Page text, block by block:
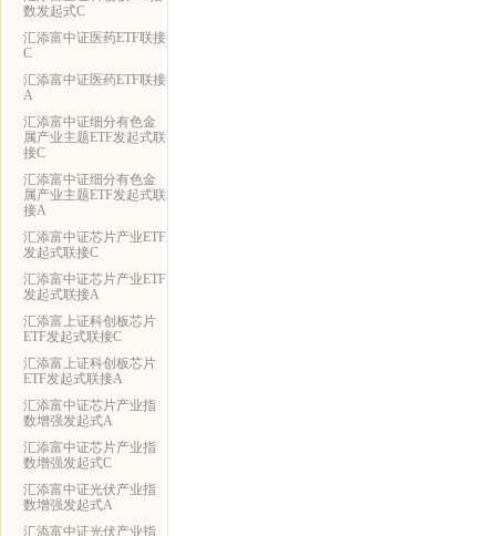
数发起式C
汇添富中证医药ETF联接
C
汇添富中证医药ETF联接
A
汇添富中证细分有色金
属产业主题ETF发起式联
接C
汇添富中证细分有色金
属产业主题ETF发起式联
接A
汇添富中证芯片产业ETF
发起式联接C
汇添富中证芯片产业ETF
发起式联接A
汇添富上证科创板芯片
ETF发起式联接C
汇添富上证科创板芯片
ETF发起式联接A
汇添富中证芯片产业指
数增强发起式A
汇添富中证芯片产业指
数增强发起式C
汇添富中证光伏产业指
数增强发起式A
汇添富中证光伏产业指